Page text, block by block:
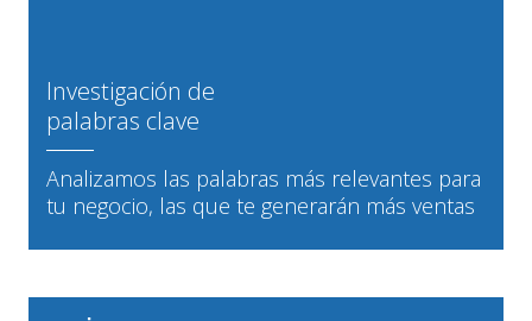
Investigación de
palabras clave
Analizamos las palabras más relevantes para
tu negocio, las que te generarán más ventas